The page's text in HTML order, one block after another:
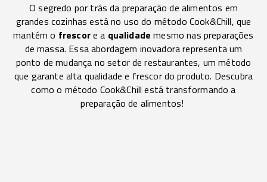
O segredo por trás da preparação de alimentos em
grandes cozinhas está no uso do método Cook&Chill, que
mantém o frescore a qualidademesmo nas preparações
de massa. Essa abordagem inovadora representa um
ponto de mudança no setor de restaurantes, um método
que garante alta qualidade e frescor do produto. Descubra
como o método Cook&Chill está transformando a
preparação de alimentos!